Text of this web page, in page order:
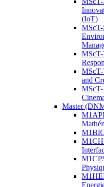
(IoT)
and
Master